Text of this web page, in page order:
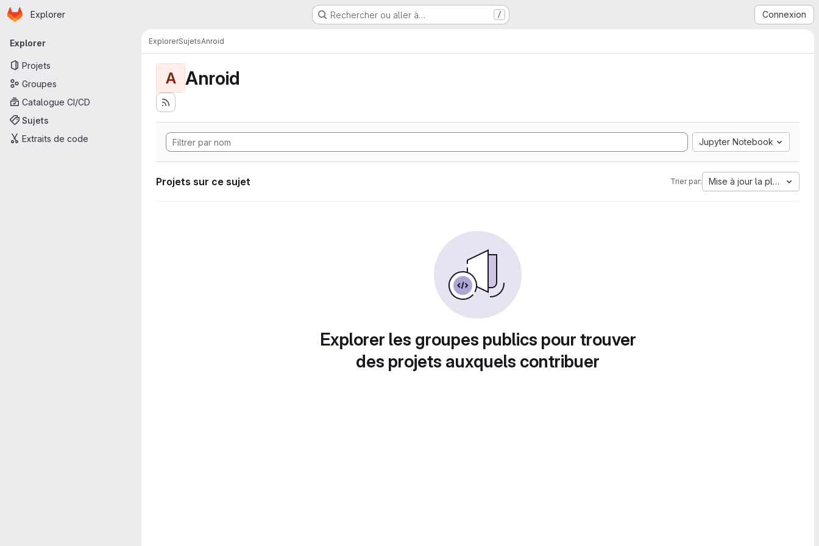
Passer au contenu principal
Page d'accueil
Explorer Rechercher ou aller à… / Connexion
Navigation principale
Explorer
Projets
Groupes
Catalogue CI/CD
Sujets
Extraits de code
ExplorerSujetsAnroid
A Anroid
Jupyter Notebook
Projets sur ce sujet Trier par: Mise à jour la plus
Explorer les groupes publics pour trouver
des projets auxquels contribuer